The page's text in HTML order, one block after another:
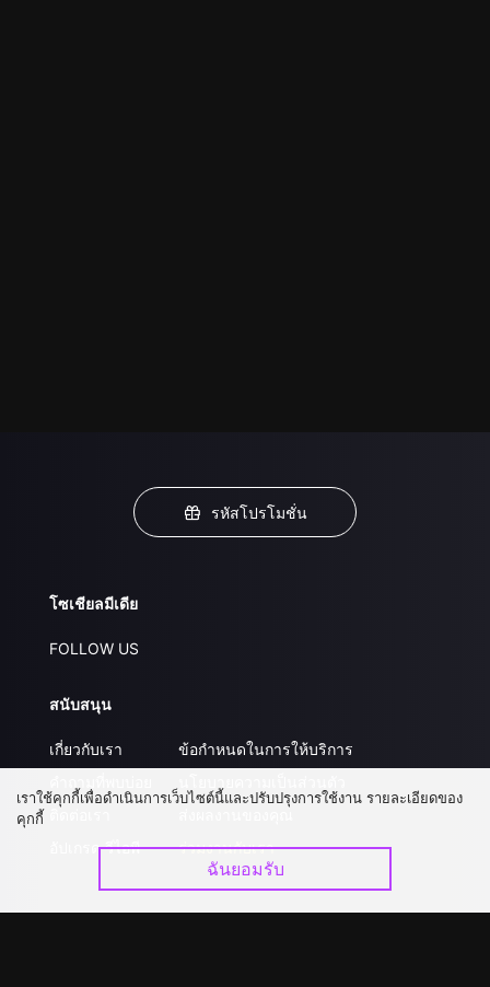
รหัสโปรโมชั่น
โซเชียลมีเดีย
FOLLOW US
สนับสนุน
เกี่ยวกับเรา
อัปเกรด วีไอพี
ข้อกำหนดในการให้บริการ
ร่วมงานกับเรา
เราใช้คุกกี้เพื่อดำเนินการเว็บไซต์นี้และปรับปรุงการใช้งาน รายละเอียดของ
คุกกี้
ฉันยอมรับ